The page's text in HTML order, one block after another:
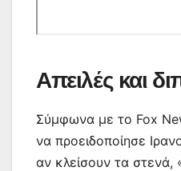
Απειλές και
Σύμφωνα με το Fox
να προειδοποίησε
αν κλείσουν τα στενά,